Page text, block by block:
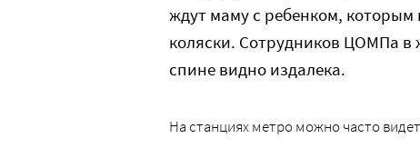
ждут маму с ребенком,
коляски. Сотрудников ЦОМПа в
спине видно издалека.
На станциях метро можно часто